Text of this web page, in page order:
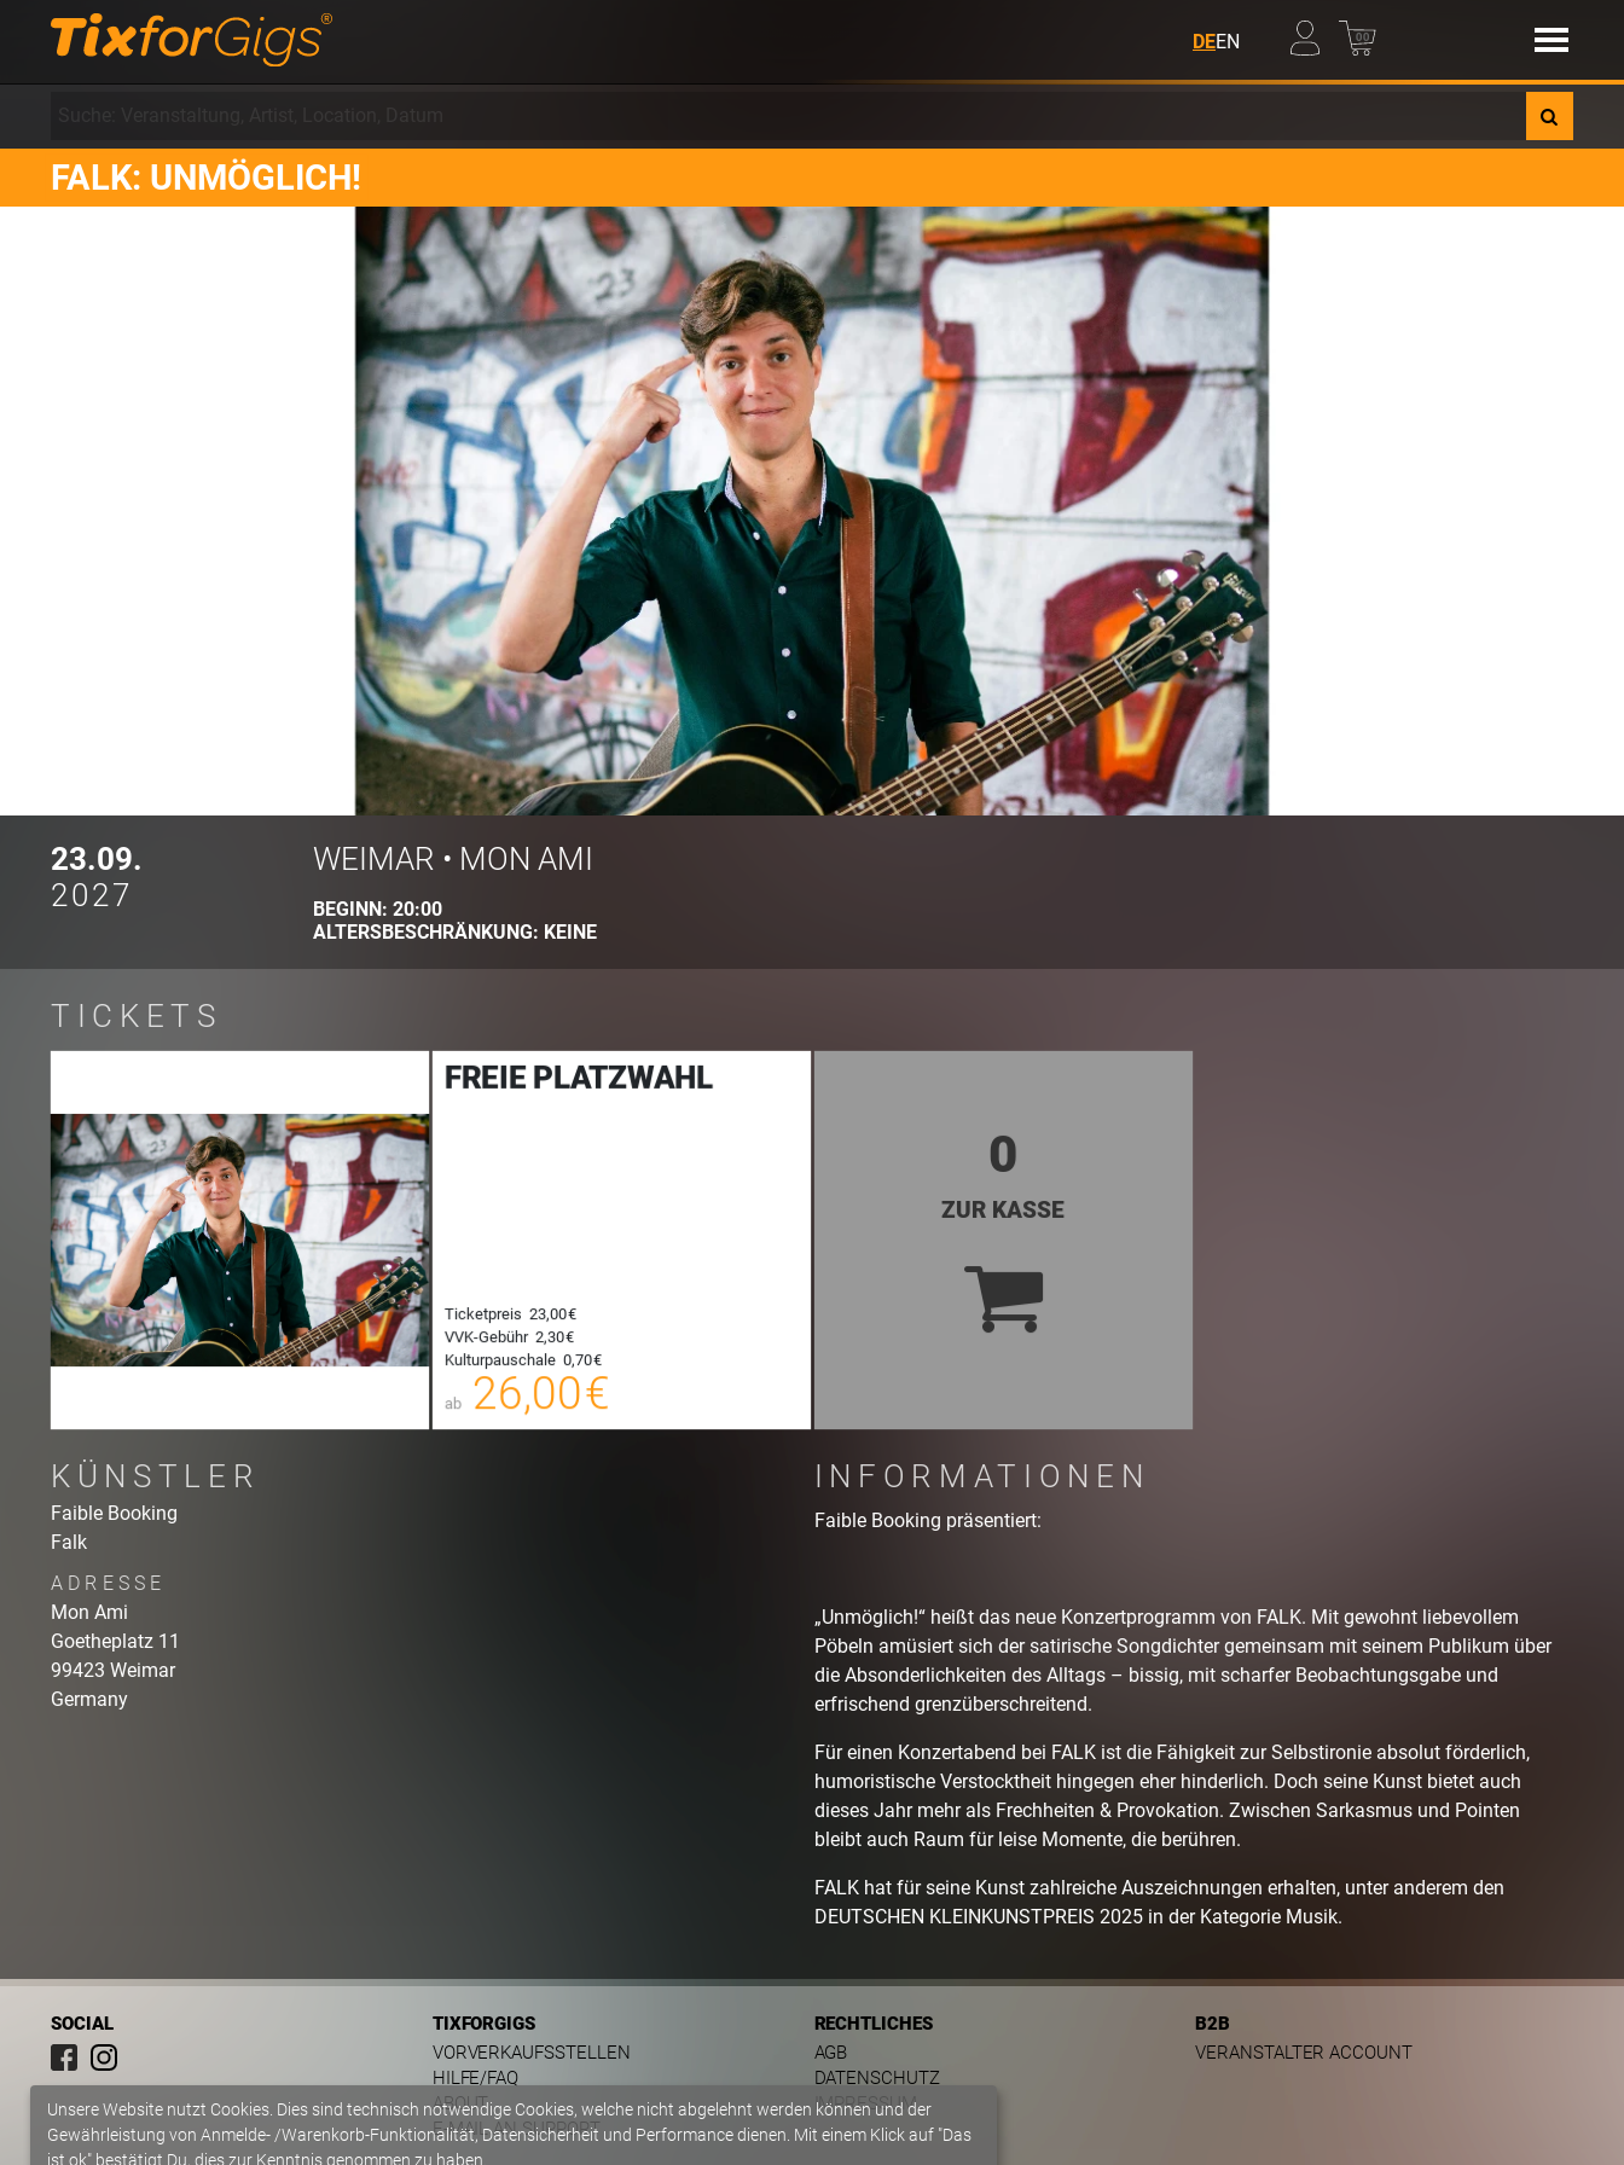
DEEN 00
FALK: UNMÖGLICH!
23.09.
2027
WEIMAR • MON AMI
BEGINN: 20:00
ALTERSBESCHRÄNKUNG: KEINE
TICKETS
FREIE PLATZWAHL
Ticketpreis 23,00 €
VVK-Gebühr 2,30 €
Kulturpauschale 0,70 €
ab 26,00 €
00
0
ZUR KASSE
KÜNSTLER
Faible Booking
Falk
ADRESSE
Mon Ami
Goetheplatz 11
99423 Weimar
Germany
INFORMATIONEN
Faible Booking präsentiert:
„Unmöglich!“ heißt das neue Konzertprogramm von FALK. Mit gewohnt liebevollem
Pöbeln amüsiert sich der satirische Songdichter gemeinsam mit seinem Publikum über
die Absonderlichkeiten des Alltags – bissig, mit scharfer Beobachtungsgabe und
erfrischend grenzüberschreitend.
Für einen Konzertabend bei FALK ist die Fähigkeit zur Selbstironie absolut förderlich,
humoristische Verstocktheit hingegen eher hinderlich. Doch seine Kunst bietet auch
dieses Jahr mehr als Frechheiten & Provokation. Zwischen Sarkasmus und Pointen
bleibt auch Raum für leise Momente, die berühren.
FALK hat für seine Kunst zahlreiche Auszeichnungen erhalten, unter anderem den
DEUTSCHEN KLEINKUNSTPREIS 2025 in der Kategorie Musik.
SOCIAL
TIXFORGIGS
VORVERKAUFSSTELLEN
HILFE/FAQ
ABOUT
E-MAIL AN SUPPORT
RECHTLICHES
AGB
DATENSCHUTZ
IMPRESSUM
B2B
VERANSTALTER ACCOUNT
Unsere Website nutzt Cookies. Dies sind technisch notwendige Cookies, welche nicht abgelehnt werden können und der
Gewährleistung von Anmelde- /Warenkorb-Funktionalität, Datensicherheit und Performance dienen. Mit einem Klick auf "Das
ist ok" bestätigt Du, dies zur Kenntnis genommen zu haben.